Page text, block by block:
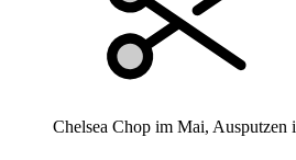
Chelsea Chop im Mai, Ausputzen